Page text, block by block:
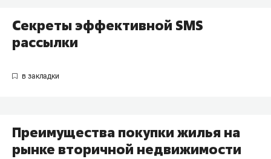
Секреты эффективной SMS
рассылки
Преимущества покупки жилья на
рынке вторичной недвижимости